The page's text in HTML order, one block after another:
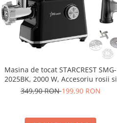
Masina de tocat STARCREST SMG-
2025BK, 2000 W, Accesoriu rosii si
carnati, 3 site de taiere, Cutit inox,
349,90 RON199,90 RON